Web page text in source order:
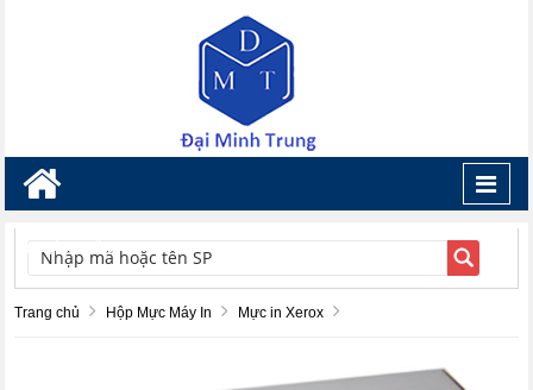
TÌM KIẾM
Trang chủ Hộp Mực Máy In Mực in Xerox